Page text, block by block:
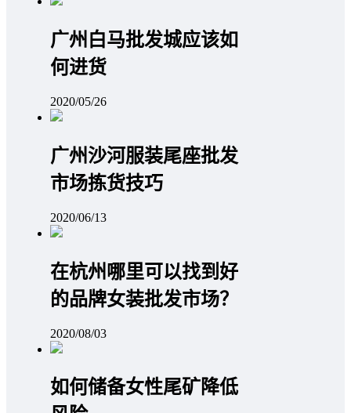
广州白马批发城应该如
何进货
2020/05/26
广州沙河服装尾座批发
市场拣货技巧
2020/06/13
在杭州哪里可以找到好
的品牌女装批发市场？
2020/08/03
如何储备女性尾矿降低